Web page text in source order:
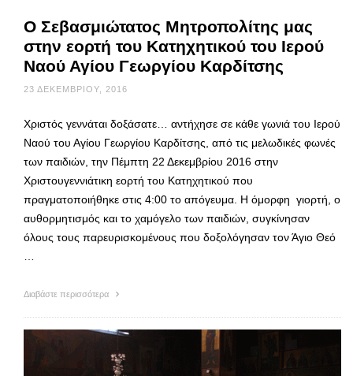
Ο Σεβασμιώτατος Μητροπολίτης μας
στην εορτή του Κατηχητικού του Ιερού
Ναού Αγίου Γεωργίου Καρδίτσης
23 ΔΕΚΕΜΒΡΊΟΥ, 2016
Χριστός γεννάται δοξάσατε… αντήχησε σε κάθε γωνιά του Ιερού
Ναού του Αγίου Γεωργίου Καρδίτσης, από τις μελωδικές φωνές
των παιδιών, την Πέμπτη 22 Δεκεμβρίου 2016 στην
Χριστουγεννιάτικη εορτή του Κατηχητικού που
πραγματοποιήθηκε στις 4:00 το απόγευμα. Η όμορφη γιορτή, ο
αυθορμητισμός και το χαμόγελο των παιδιών, συγκίνησαν
όλους τους παρευρισκομένους που δοξολόγησαν τον Άγιο Θεό
Διαβάστε περισσότερα